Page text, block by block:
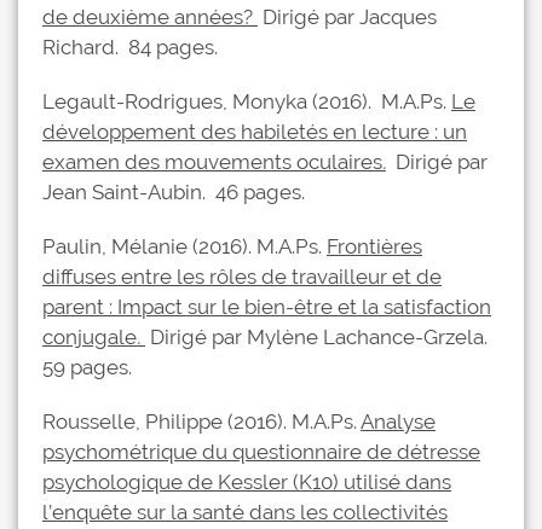
de deuxième années? Dirigé par Jacques
Richard. 84 pages.
Legault-Rodrigues, Monyka (2016). M.A.Ps. Le
développement des habiletés en lecture : un
examen des mouvements oculaires. Dirigé par
Jean Saint-Aubin. 46 pages.
Paulin, Mélanie (2016). M.A.Ps. Frontières
diffuses entre les rôles de travailleur et de
parent : Impact sur le bien-être et la satisfaction
conjugale. Dirigé par Mylène Lachance-Grzela.
59 pages.
Rousselle, Philippe (2016). M.A.Ps. Analyse
psychométrique du questionnaire de détresse
psychologique de Kessler (K10) utilisé dans
l’enquête sur la santé dans les collectivités